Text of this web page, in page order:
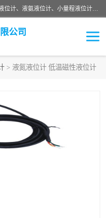
河南福瑞德仪表有限公司是生产销售电容液位计、液氨液位计、小量程液位计定制、智能锅炉水位计、液氮液位计等；并在产品开发、研制的过程中，吸取国内外仪器仪表的技术精华，建立了一支高、精、尖的科研开发队伍，使产品性能不断升级。
公司
> 液氮液位计 低温磁性液位计
流量传感器
液氮液位计